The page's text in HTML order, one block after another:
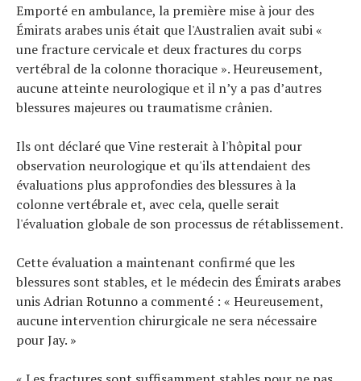
Emporté en ambulance, la première mise à jour des
Émirats arabes unis était que l'Australien avait subi «
une fracture cervicale et deux fractures du corps
vertébral de la colonne thoracique ». Heureusement,
aucune atteinte neurologique et il n’y a pas d’autres
blessures majeures ou traumatisme crânien.
Ils ont déclaré que Vine resterait à l'hôpital pour
observation neurologique et qu'ils attendaient des
évaluations plus approfondies des blessures à la
colonne vertébrale et, avec cela, quelle serait
l'évaluation globale de son processus de rétablissement.
Cette évaluation a maintenant confirmé que les
blessures sont stables, et le médecin des Émirats arabes
unis Adrian Rotunno a commenté : « Heureusement,
aucune intervention chirurgicale ne sera nécessaire
pour Jay. »